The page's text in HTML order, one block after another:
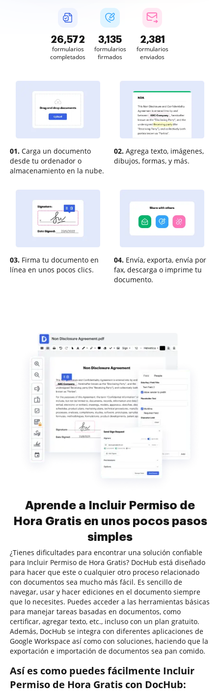
26,574
formularios
completados
3,135
formularios
firmados
2,381
formularios
enviados
01. Carga un documento
desde tu ordenador o
almacenamiento en la nube.
02. Agrega texto, imágenes,
dibujos, formas, y más.
03. Firma tu documento en
línea en unos pocos clics.
04. Envía, exporta, envía por
fax, descarga o imprime tu
documento.
Aprende a Incluir Permiso de
Hora Gratis en unos pocos pasos
simples
¿Tienes dificultades para encontrar una solución confiable
para Incluir Permiso de Hora Gratis? DocHub está diseñado
para hacer que este o cualquier otro proceso relacionado
con documentos sea mucho más fácil. Es sencillo de
navegar, usar y hacer ediciones en el documento siempre
que lo necesites. Puedes acceder a las herramientas básicas
para manejar tareas basadas en documentos, como
certificar, agregar texto, etc., incluso con un plan gratuito.
Además, DocHub se integra con diferentes aplicaciones de
Google Workspace así como con soluciones, haciendo que la
exportación e importación de documentos sea pan comido.
Así es como puedes fácilmente Incluir
Permiso de Hora Gratis con DocHub: